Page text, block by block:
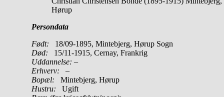
Hørup
Persondata
Født: 18/09-1895, Mintebjerg, Hørup Sogn
Død: 15/11-1915, Cernay, Frankrig
Uddannelse: –
Erhverv: –
Bopæl: Mintebjerg, Hørup
Hustru: Ugift